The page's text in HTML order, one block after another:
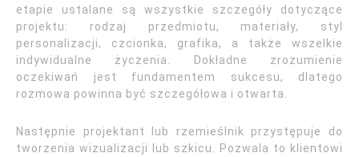
etapie ustalane są wszystkie szczegóły dotyczące
projektu: rodzaj przedmiotu, materiały, styl
personalizacji, czcionka, grafika, a także wszelkie
indywidualne życzenia. Dokładne zrozumienie
oczekiwań jest fundamentem sukcesu, dlatego
rozmowa powinna być szczegółowa i otwarta.
Następnie projektant lub rzemieślnik przystępuje do
tworzenia wizualizacji lub szkicu. Pozwala to klientowi